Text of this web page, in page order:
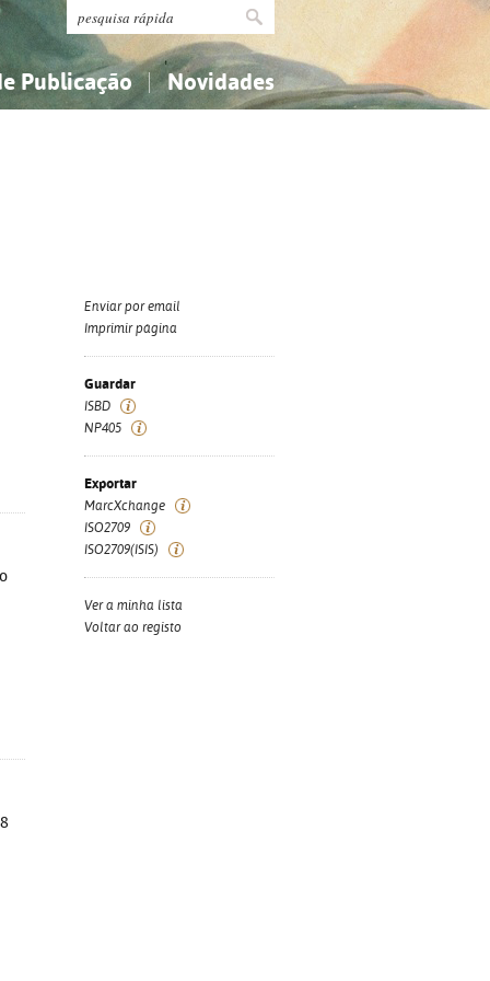
Publicação Novidades
Enviar por email
Imprimir página
Guardar
ISBD
NP405
Exportar
MarcXchange
ISO2709
ISO2709(ISIS)
Ver a minha lista
Voltar ao registo